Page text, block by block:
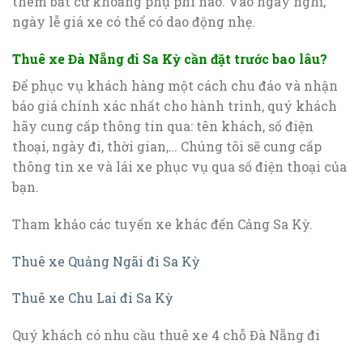
ngày lễ giá xe có thể có dao động nhẹ.
Thuê xe Đà Nẵng đi Sa Kỳ cần đặt trước bao lâu?
Để phục vụ khách hàng một cách chu đáo và nhận
báo giá chính xác nhất cho hành trình, quý khách
hãy cung cấp thông tin qua: tên khách, số điện
thoại, ngày đi, thời gian,… Chúng tôi sẽ cung cấp
thông tin xe và lái xe phục vụ qua số điện thoại của
bạn.
Tham khảo các tuyến xe khác đến Cảng Sa Kỳ.
Thuê xe Quảng Ngãi đi Sa Kỳ
Thuê xe Chu Lai đi Sa Kỳ
Quý khách có nhu cầu thuê xe 4 chỗ Đà Nẵng đi